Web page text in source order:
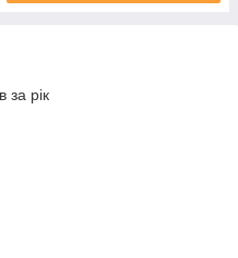
за рік